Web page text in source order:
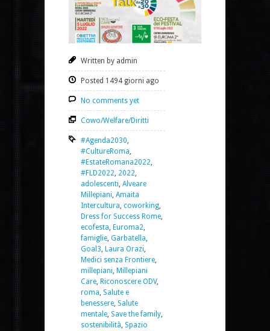
Written by admin
Posted 1494 giorni ago
No comments yet
Cowo/Welfare/Diritti
#Agenda2030,
#CultureRoma,
#EstateRomana2022,
#FLD2022, 2022,
adolescenti, Alveare
Millepiani, Amaita
Intercultura, coworking,
Dress for Success Rome,
ecofesta, Euroma2,
famiglie, Garbatella,
Goal3, Laura Orazi,
Medici senza Frontiere,
millepiani, Millepiani
Care, Riconoscere ODV,
roma, Salute e
benessere, Salute
mentale, Save the family,
sostenibilità, Spazio